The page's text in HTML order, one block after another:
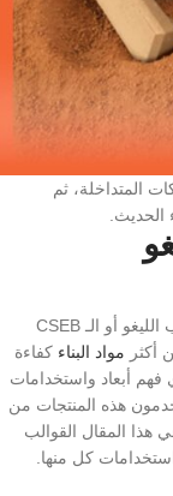
المتداخلة، ثم
الحديث.
يُعد الطوب المتداخل، المعروف عالميًا باسم طوب الليغو أو الـ CSEB
مواد البناء کفاءة
فهم أبعاد واستخدامات
هذه المنتجات من
هذا المقال القوالب
كل منها.